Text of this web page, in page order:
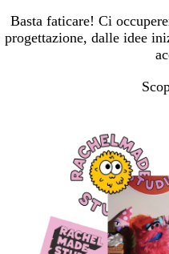
Basta faticare! Ci
progettazione, dalle idee